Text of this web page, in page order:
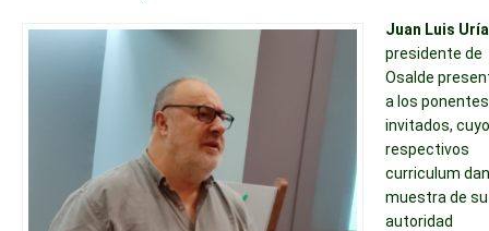
Juan Luis
presidente de
Osalde
a los ponentes
invitados,
respectivos
curriculum dan
muestra de su
autoridad